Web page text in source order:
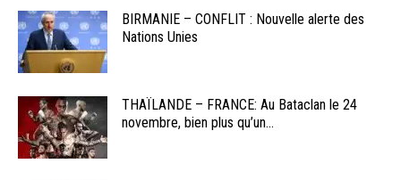
BIRMANIE – CONFLIT : Nouvelle alerte des
Nations Unies
THAÏLANDE – FRANCE: Au Bataclan le 24
novembre, bien plus qu’un...